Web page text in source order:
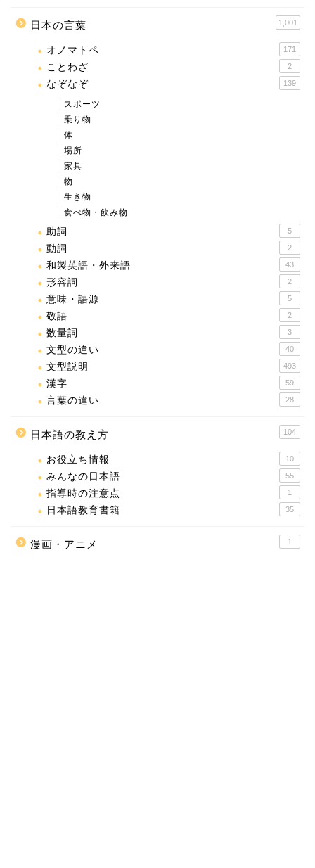
日本の言葉 1,001
オノマトペ 171
ことわざ 2
なぞなぞ 139
スポーツ
乗り物
体
場所
家具
物
生き物
食べ物・飲み物
助詞 5
動詞 2
和製英語・外来語 43
形容詞 2
意味・語源 5
敬語 2
数量詞 3
文型の違い 40
文型説明 493
漢字 59
言葉の違い 28
日本語の教え方 104
お役立ち情報 10
みんなの日本語 55
指導時の注意点 1
日本語教育書籍 35
漫画・アニメ 1